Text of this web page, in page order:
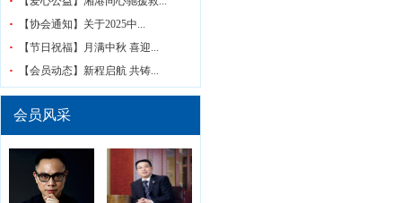
【协会通知】关于2025中...
【节日祝福】月满中秋 喜迎...
【会员动态】新程启航 共铸...
会员风采